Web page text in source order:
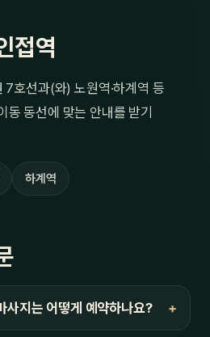
접역
호선과(와) 노원역·하계역 등
동 동선에 맞는 안내를 받기
하계역
사지는 어떻게 예약하나요?